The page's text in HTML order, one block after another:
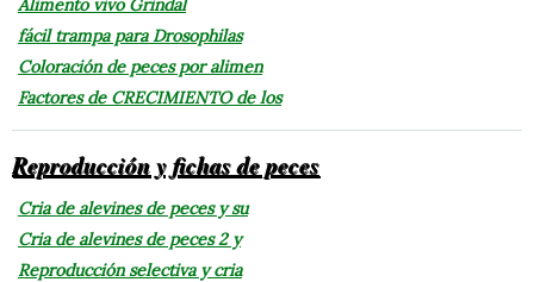
Alimento vivo Grindal
fácil trampa para Drosophilas
Coloración de peces por alimen
Factores de CRECIMIENTO de los
Reproducción y fichas de peces
Cria de alevines de peces y su
Cria de alevines de peces 2 y
Reproducción selectiva y cria